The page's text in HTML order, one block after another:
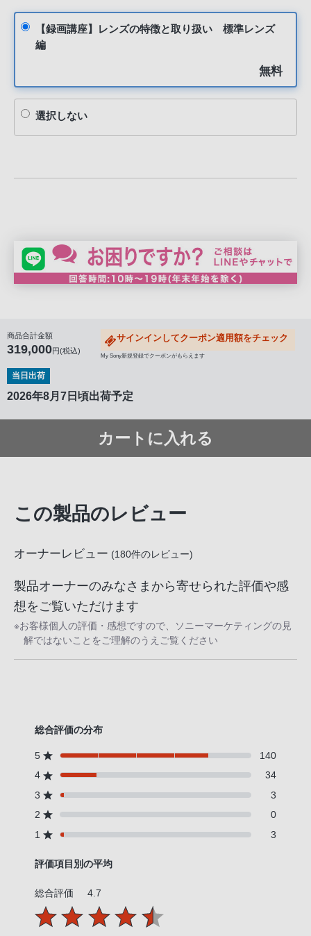
【録画講座】レンズの特徴と取り扱い 標準レンズ
編
無料
選択しない
商品合計金額
319,000円(税込)
サインインしてクーポン適用額をチェック
My Sony新規登録でクーポンがもらえます
当日出荷
2026年8月7日頃出荷予定
カートに入れる
この製品のレビュー
オーナーレビュー (180件のレビュー)
製品オーナーのみなさまから寄せられた評価や感
想をご覧いただけます
※お客様個人の評価・感想ですので、ソニーマーケティングの見
解ではないことをご理解のうえご覧ください
総合評価の分布
5
140
4
34
3
3
2
0
1
3
評価項目別の平均
総合評価 4.7